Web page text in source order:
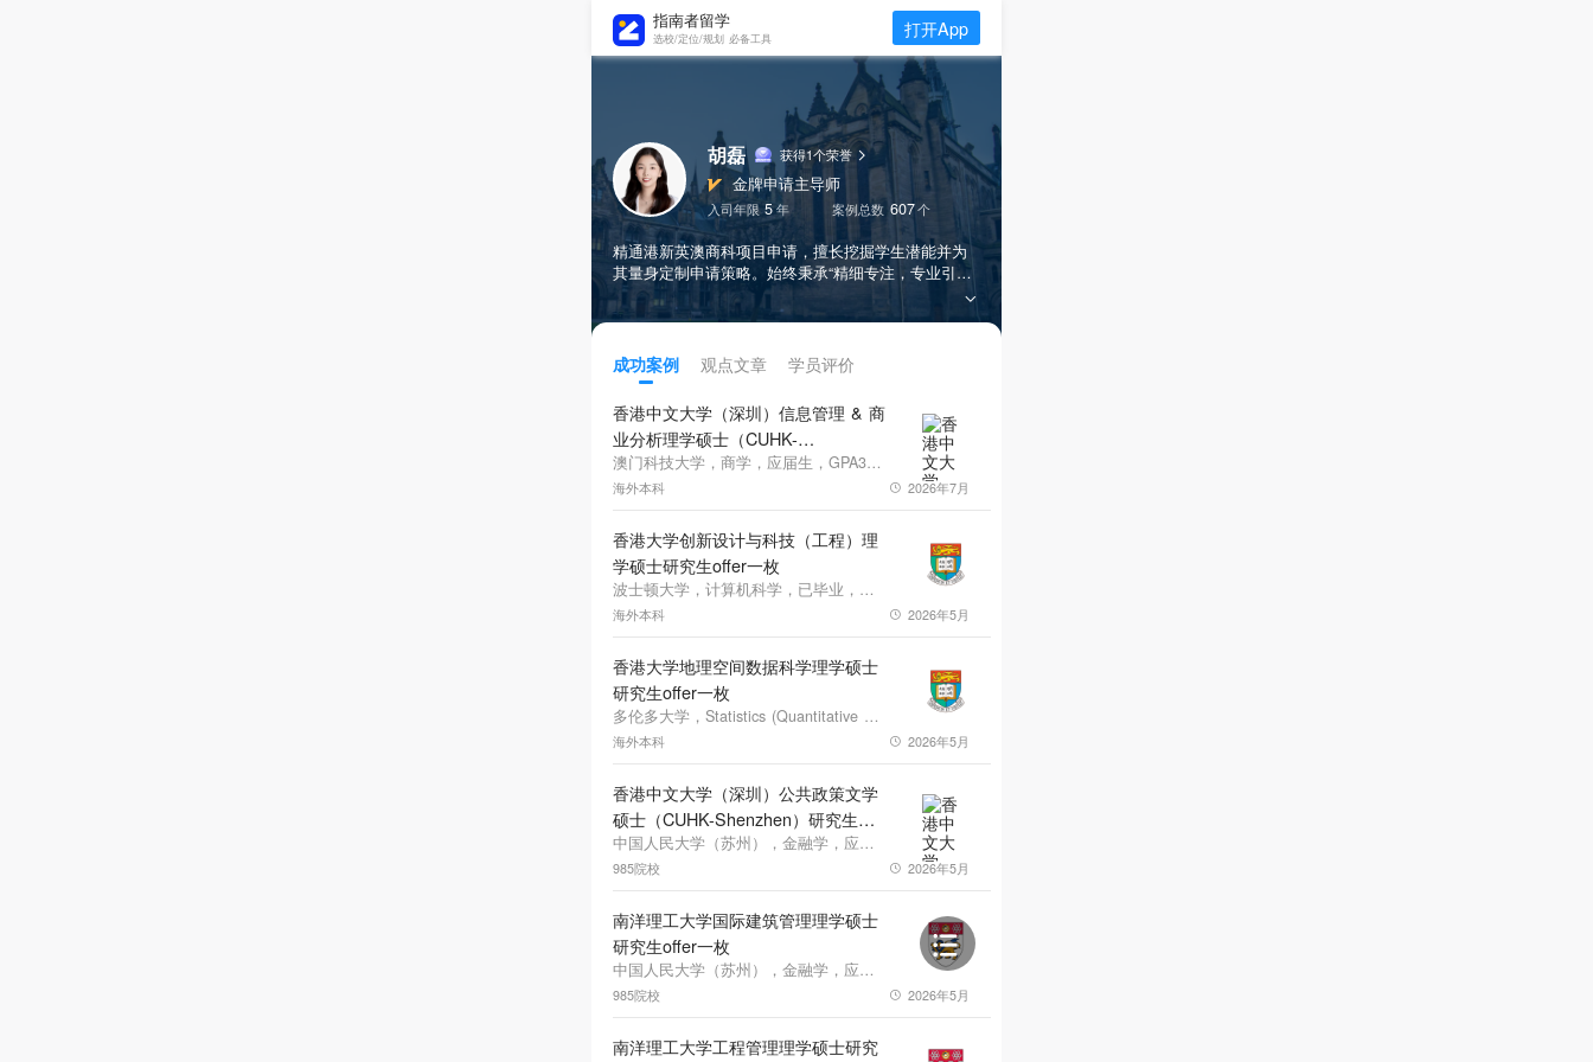
指南者留学
选校/定位/规划 必备工具 打开App
胡磊 获得1个荣誉
金牌申请主导师
入司年限 5年 案例总数 607个
精通港新英澳商科项目申请，擅长挖掘学生潜能并为
其量身定制申请策略。始终秉承“精细专注，专业引
领”的理念，通过细心规划和高效执行，已帮助多名学
生获得Cambridge、IC、UCL、LSE、NUS、NTU、港
旅。
成功案例 观点文章
学员评价
香港中文大学（深圳）信息管理 & 商
业分析理学硕士（CUHK-
Shenzhen）研究生offer一枚
澳门科技大学，商学，应届生，GPA3.68
海外本科 2026年7月
香港大学创新设计与科技（工程）理
学硕士研究生offer一枚
波士顿大学，计算机科学，已毕业，GPA3.28
海外本科 2026年5月
香港大学地理空间数据科学理学硕士
研究生offer一枚
多伦多大学，Statistics (Quantitative Finance Stream)，应届生，GPA2.8
海外本科 2026年5月
香港中文大学（深圳）公共政策文学
硕士（CUHK-Shenzhen）研究生
offer一枚
中国人民大学（苏州），金融学，应届生，GPA2.88，雅思6.5
985院校 2026年5月
南洋理工大学国际建筑管理理学硕士
研究生offer一枚
中国人民大学（苏州），金融学，应届生，GPA2.88，雅思6.5
985院校 2026年5月
南洋理工大学工程管理理学硕士研究